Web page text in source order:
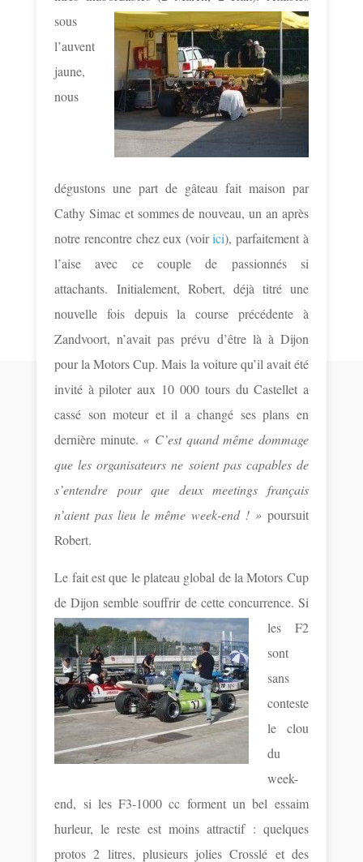
sous
l’auvent
jaune,
nous
dégustons une part de gâteau fait maison par
Cathy Simac et sommes de nouveau, un an après
notre rencontre chez eux (voirici), parfaitement à
l’aise avec ce couple de passionnés si
attachants. Initialement, Robert, déjà titré une
nouvelle fois depuis la course précédente à
Zandvoort, n’avait pas prévu d’être là à Dijon
pour la Motors Cup. Mais la voiture qu’il avait été
invité à piloter aux 10 000 tours du Castellet a
cassé son moteur et il a changé ses plans en
dernière minute. « C’est quand même dommage
que les organisateurs ne soient pas capables de
s’entendre pour que deux meetings français
n’aient pas lieu le même week-end ! » poursuit
Robert.
Le fait est que le plateau global de la Motors Cup
de Dijon semble souffrir de cette concurrence. Si
les F2
sont
sans
conteste
le clou
du
week-
end, si les F3-1000 cc forment un bel essaim
hurleur, le reste est moins attractif : quelques
protos 2 litres, plusieurs jolies Crosslé et des